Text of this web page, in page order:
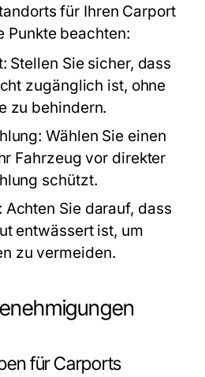
für Ihren Carport
Punkte beachten:
Stellen Sie sicher, dass
zugänglich ist, ohne
zu behindern.
Wählen Sie einen
Fahrzeug vor direkter
schützt.
Achten Sie darauf, dass
entwässert ist, um
zu vermeiden.
für Carports